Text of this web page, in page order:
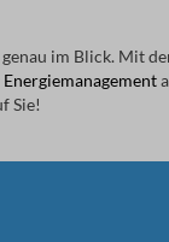
im Blick. Mit
Energiemanagement
Sie!